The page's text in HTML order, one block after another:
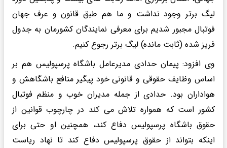
لیگ برتر وجود نداشت و ما هم طبق قانون و عرف جهان
فوتبال مجبور شدیم برای معرفی نمایندگان کشورمان به جدول
فریز شده (ثابت مانده) لیگ برتر رجوع کنیم.
وی افزود: پیمان حدادی مدیرعامل باشگاه پرسپولیس هم بر
اساس وظایف حقوقی و قانونی خود پیگیر منافع باشگاهش و
هواداران بود. حدادی از جمله مدیران خوب و منظم فوتبال
کشور است که همواره تلاش می کند در چارچوب قوانین از
حقوق باشگاه پرسپولیس دفاع کند، همچنین او حتی برای
اینکه بتواند از حقوق پرسپولیس دفاع کند تا نهاد ریاست